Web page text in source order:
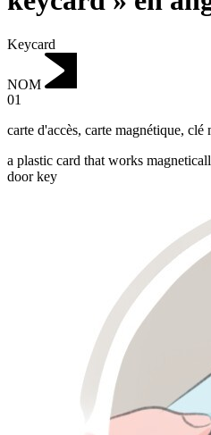
Keycard
NOM
01
carte d'accès, carte magnétique, clé
a plastic card that works
door key